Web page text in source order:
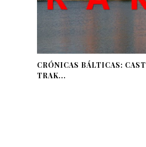
CRÓNICAS BÁLTICAS:
TRAK...